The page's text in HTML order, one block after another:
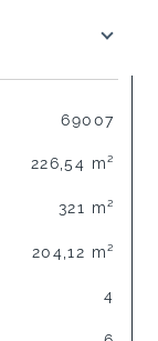
69007
226,54 m²
321 m²
204,12 m²
4